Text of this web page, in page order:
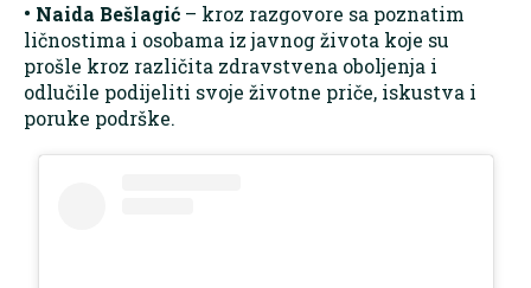
• Naida Bešlagić – kroz razgovore sa poznatim
ličnostima i osobama iz javnog života koje su
prošle kroz različita zdravstvena oboljenja i
odlučile podijeliti svoje životne priče, iskustva i
poruke podrške.